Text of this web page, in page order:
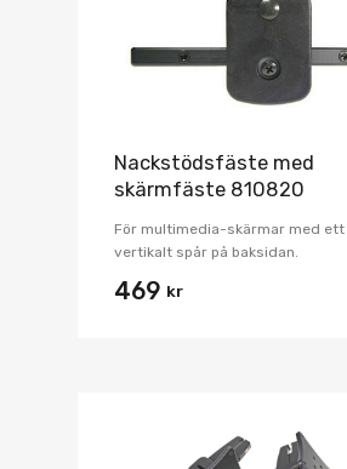
Nackstödsfäste med
skärmfäste 810820
För multimedia-skärmar med ett
vertikalt spår på baksidan.
469 kr